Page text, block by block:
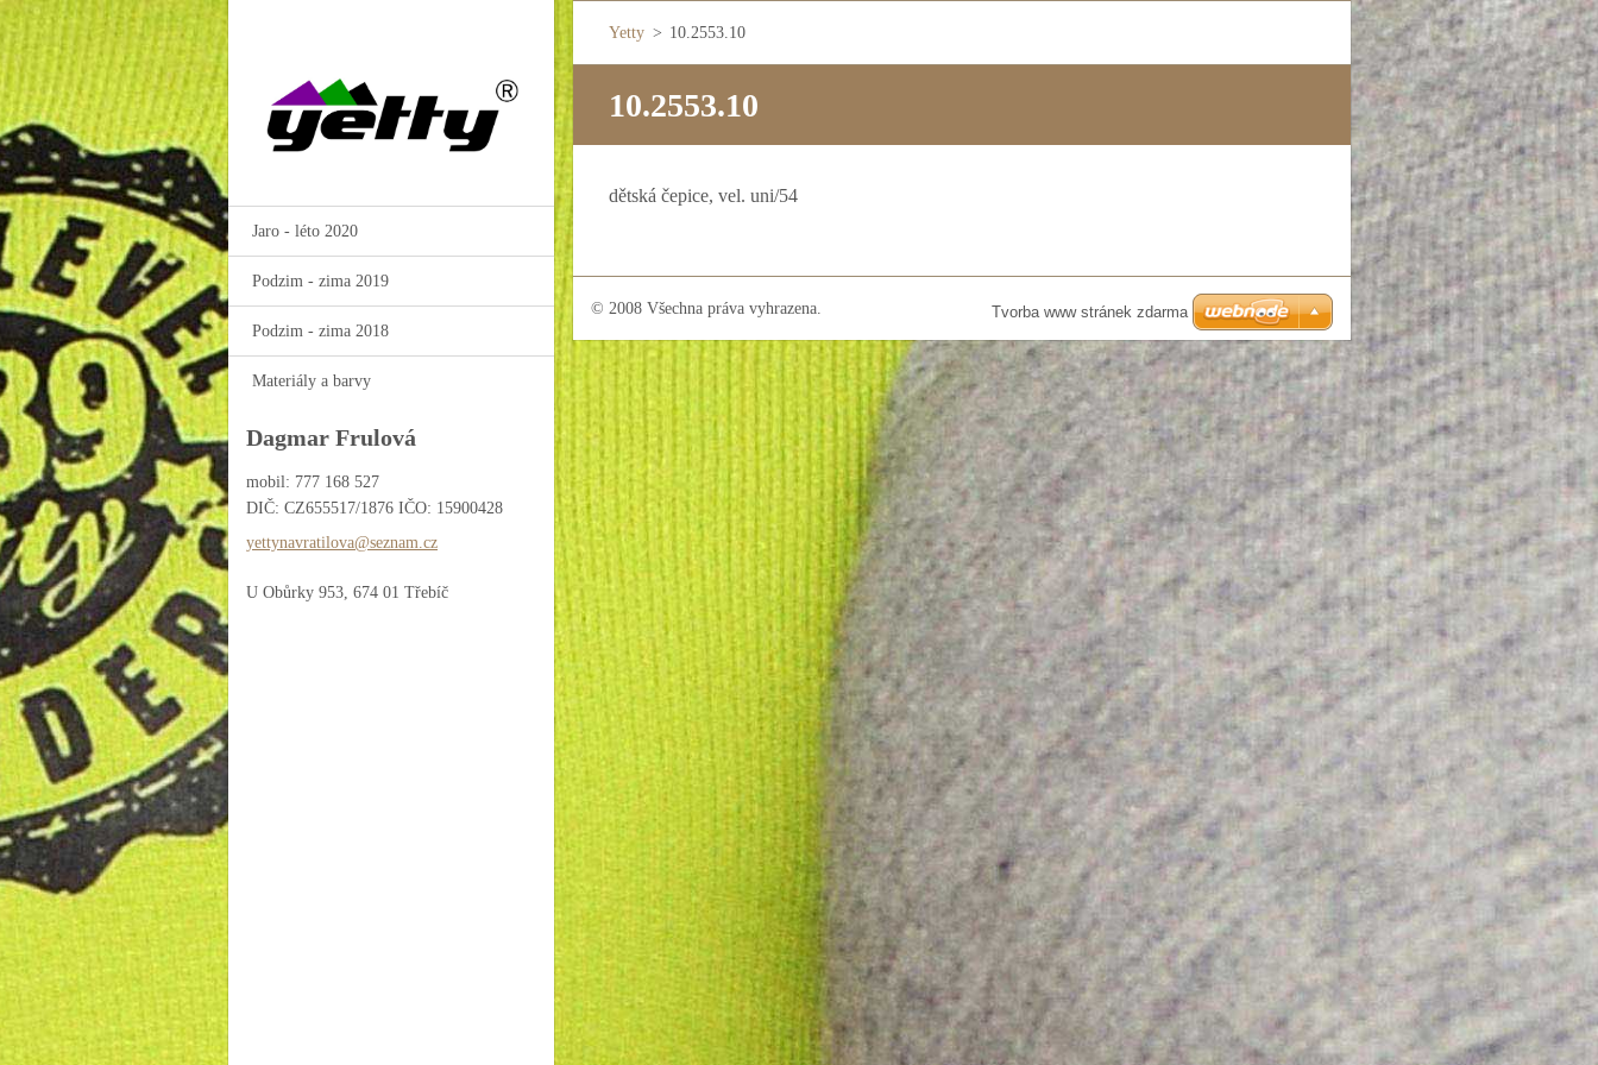
Jaro - léto 2020
Podzim - zima 2019
Podzim - zima 2018
Materiály a barvy
Dagmar Frulová
mobil: 777 168 527
DIČ: CZ655517/1876 IČO: 15900428
yettynavratilova@seznam. cz
U Obůrky 953, 674 01 Třebíč
Yetty > 10.2553.10
10.2553.10
dětská čepice, vel. uni/54
© 2008 Všechna práva vyhrazena. Tvorba www stránek zdarma